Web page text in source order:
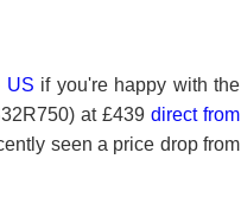
US if you're happy with the
at £439direct from
seen a price drop from